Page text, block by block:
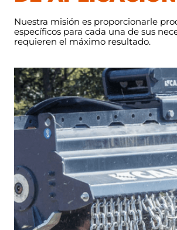
Nuestra misión es proporcionarle
específicos para cada una de sus
requieren el máximo resultado.